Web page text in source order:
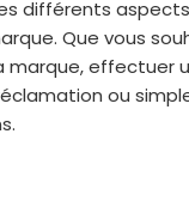
différents
Que vous
marque, effectuer
ou